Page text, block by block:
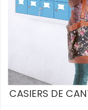
CASIERS DE